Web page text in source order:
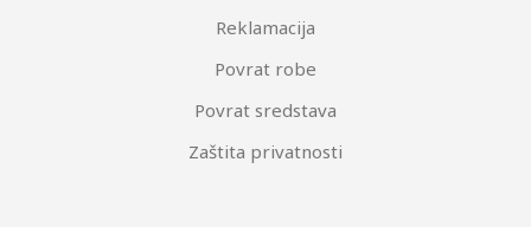
Reklamacija
Povrat robe
Povrat sredstava
Zaštita privatnosti